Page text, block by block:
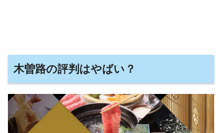
木曽路の評判はやばい？